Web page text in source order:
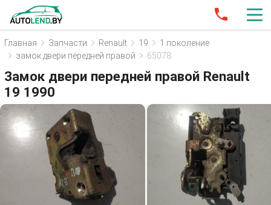
Главная Запчасти Renault 19
1 поколение
замок двери передней правой
65078
Замок двери передней правой Renault
19 1990